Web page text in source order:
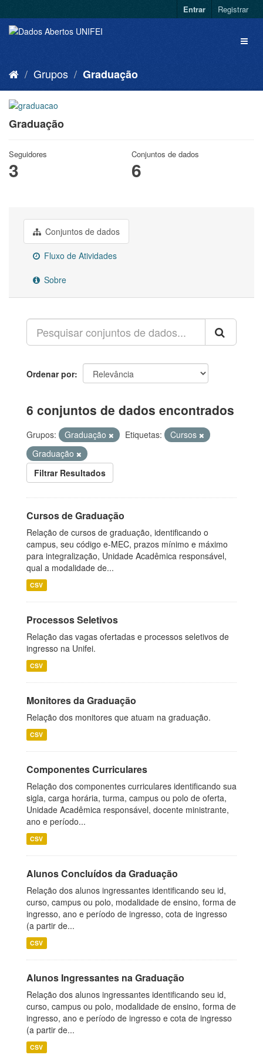
Entrar Registrar
Grupos Graduação
Graduação
Seguidores
3
Conjuntos de dados
6
Conjuntos de dados
Fluxo de Atividades
Sobre
Ordenar por
6 conjuntos de dados encontrados
Grupos: Graduação Etiquetas:
Cursos
Graduação
Filtrar Resultados
Cursos de Graduação
Relação de cursos de graduação, identificando o
campus, seu código e-MEC, prazos mínimo e máximo
para integralização, Unidade Acadêmica responsável,
qual a modalidade de...
CSV
Processos Seletivos
Relação das vagas ofertadas e processos seletivos de
ingresso na Unifei.
CSV
Monitores da Graduação
Relação dos monitores que atuam na graduação.
CSV
Componentes Curriculares
Relação dos componentes curriculares identificando sua
sigla, carga horária, turma, campus ou polo de oferta,
Unidade Acadêmica responsável, docente ministrante,
ano e período...
CSV
Alunos Concluídos da Graduação
Relação dos alunos ingressantes identificando seu id,
curso, campus ou polo, modalidade de ensino, forma de
ingresso, ano e período de ingresso, cota de ingresso
(a partir de...
CSV
Alunos Ingressantes na Graduação
Relação dos alunos ingressantes identificando seu id,
curso, campus ou polo, modalidade de ensino, forma de
ingresso, ano e período de ingresso e cota de ingresso
(a partir de...
CSV